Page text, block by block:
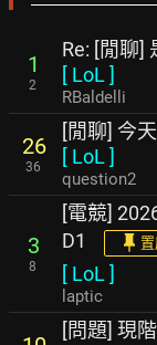
1
2
Re: [閒聊]
[ LoL ]
RBaldelli
26
36
[閒聊] 今
[ LoL ]
question2
3
8
[電競]
D1
[ LoL ]
laptic
[問題] 現